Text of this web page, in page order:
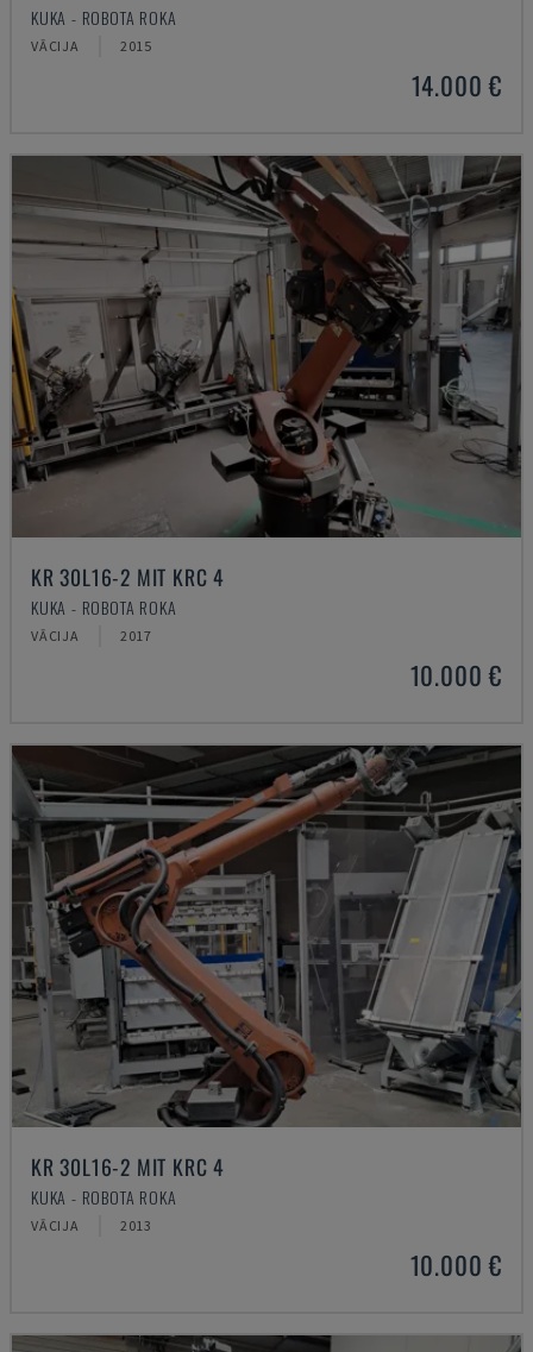
KUKA - ROBOTA ROKA
VĀCIJA 2015
14.000 €
KR 30L16-2 MIT KRC 4
KUKA - ROBOTA ROKA
VĀCIJA 2017
10.000 €
KR 30L16-2 MIT KRC 4
KUKA - ROBOTA ROKA
VĀCIJA 2013
10.000 €